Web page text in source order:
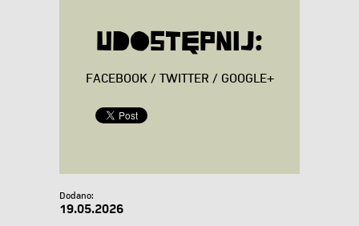
Udostępnij:
FACEBOOK / TWITTER / GOOGLE+
Dodano:
19.05.2026